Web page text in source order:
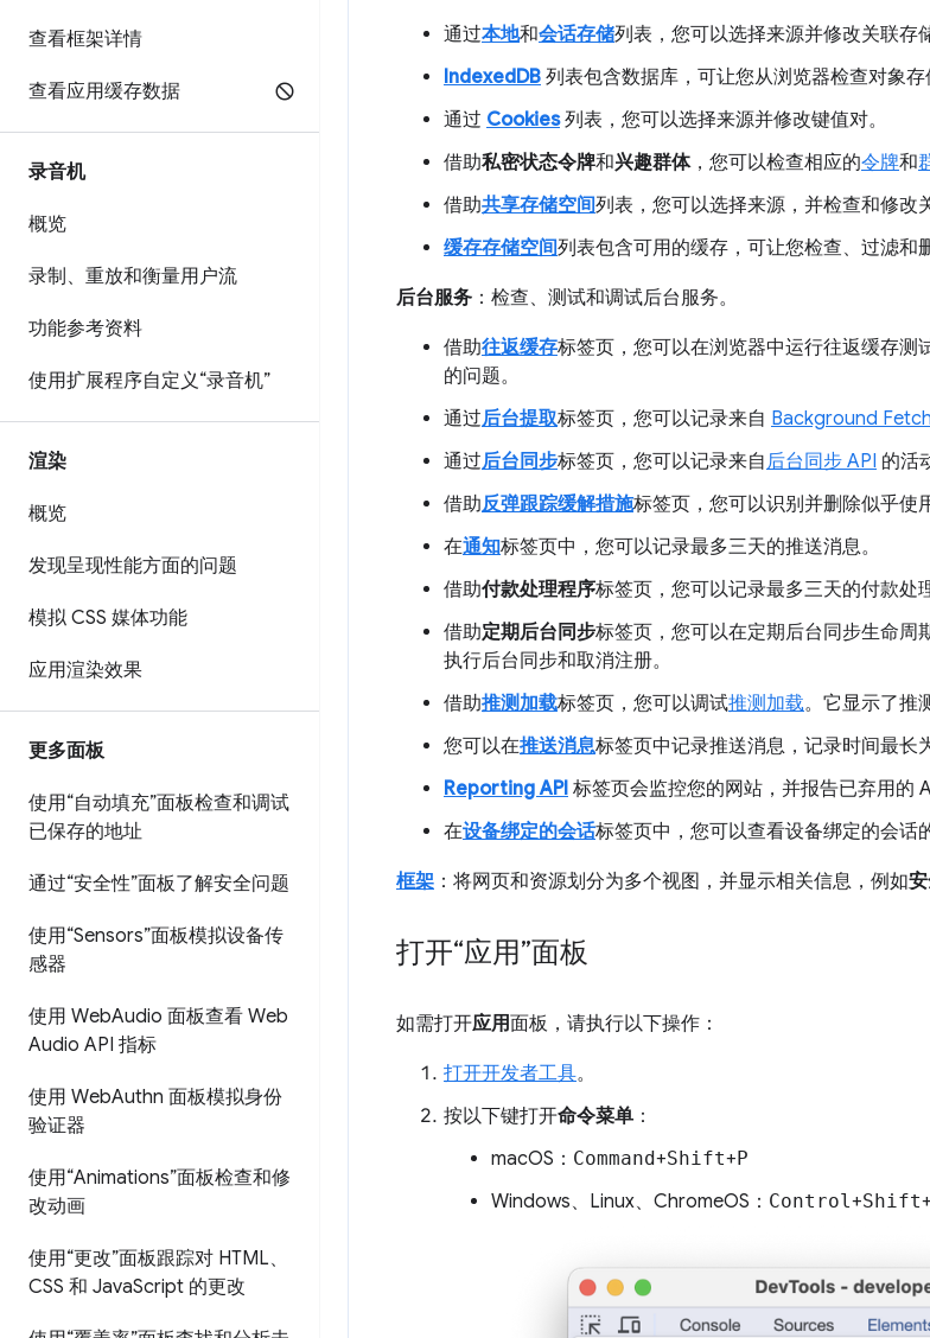
查看框架详情
查看应用缓存数据
录音机
概览
录制、重放和衡量用户流
功能参考资料
使用扩展程序自定义“录音机”
渲染
概览
发现呈现性能方面的问题
模拟 CSS 媒体功能
应用渲染效果
更多面板
使用“自动填充”面板检查和调试
已保存的地址
通过“安全性”面板了解安全问题
使用“Sensors”面板模拟设备传
感器
使用 WebAudio 面板查看 Web
Audio API 指标
使用 WebAuthn 面板模拟身份
验证器
使用“Animations”面板检查和修
改动画
使用“更改”面板跟踪对 HTML、
CSS 和 JavaScript 的更改
通过本地和会话存储列表，您可以选择来源并修改关联存
IndexedDB 列表包含数据库，可让您从浏览器检查对象存
通过 Cookies列表，您可以选择来源并修改键值对。
借助私密状态令牌和兴趣群体，您可以检查相应的令牌和
借助共享存储空间列表，您可以选择来源，并检查和修改
缓存存储空间列表包含可用的缓存，可让您检查、过滤和
后台服务 ：检查、测试和调试后台服务。
借助往返缓存标签页，您可以在浏览器中运行往返缓存
的问题。
通过后台提取标签页，您可以记录来自 Background
通过后台同步标签页，您可以记录来自后台同步 API 的活
借助反弹跟踪缓解措施标签页，您可以识别并删除似乎使
在通知标签页中，您可以记录最多三天的推送消息。
借助付款处理程序标签页，您可以记录最多三天的付款处
借助定期后台同步标签页，您可以在定期后台同步生命周
执行后台同步和取消注册。
借助推测加载标签页，您可以调试推测加载。它显示了推
您可以在推送消息标签页中记录推送消息，记录时间最长
Reporting API 标签页会监控您的网站，并报告已弃用的
在设备绑定的会话标签页中，您可以查看设备绑定的会话
框架 ：将网页和资源划分为多个视图，并显示相关信息，例如
打开“应用”面板
如需打开应用面板，请执行以下操作：
打开开发者工具。
按以下键打开命令菜单 ：
macOS： Command+Shift+P
Windows、Linux、ChromeOS： Control+Shift+